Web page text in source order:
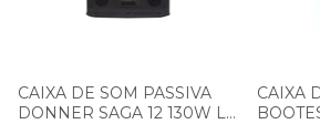
CAIXA DE SOM PASSIVA
DONNER SAGA 12 130W LL
CAIXA